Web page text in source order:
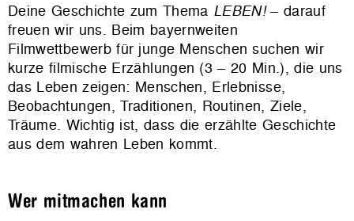
Deine Geschichte zum Thema LEBEN!– darauf
freuen wir uns. Beim bayernweiten
Filmwettbewerb für junge Menschen suchen wir
kurze filmische Erzählungen (3 – 20 Min.), die uns
das Leben zeigen: Menschen, Erlebnisse,
Beobachtungen, Traditionen, Routinen, Ziele,
Träume. Wichtig ist, dass die erzählte Geschichte
aus dem wahren Leben kommt.
Wer mitmachen kann